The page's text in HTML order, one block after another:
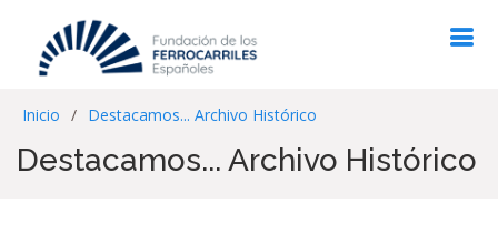
Inicio Destacamos... Archivo Histórico
Destacamos... Archivo Histórico